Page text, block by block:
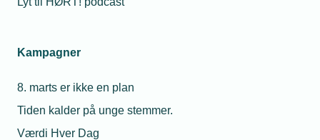
Kampagner
8. marts er ikke en plan
Tiden kalder på unge stemmer.
Værdi Hver Dag